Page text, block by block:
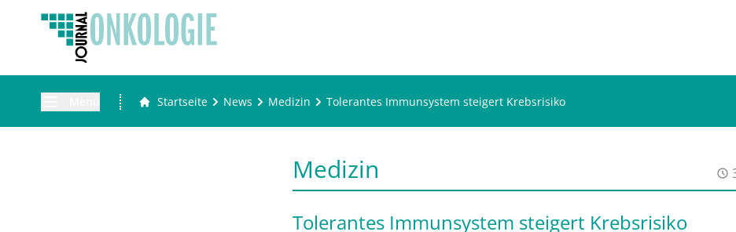
Startseite News Medizin Tolerantes Immunsystem steigert Krebsrisiko
Medizin
Tolerantes Immunsystem steigert Krebsrisiko